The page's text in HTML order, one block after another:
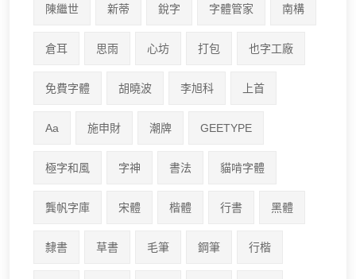
陳繼世 新蒂 銳字 字體管家 南構
倉耳 思雨 心坊 打包 也字工廠
免費字體 胡曉波 李旭科 上首
Aa 施申財 潮牌 GEETYPE
極字和風 字神 書法 貓啃字體
龔帆字庫 宋體 楷體 行書 黑體
隸書 草書 毛筆 鋼筆 行楷